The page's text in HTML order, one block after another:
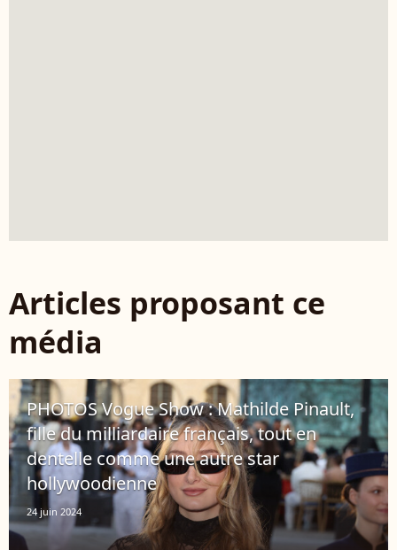
Articles proposant ce
média
PHOTOS Vogue Show : Mathilde Pinault,
fille du milliardaire français, tout en
dentelle comme une autre star
hollywoodienne
24 juin 2024